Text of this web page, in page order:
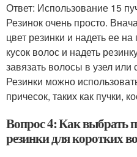
Ответ: Использование 15
Резинок очень просто.
цвет резинки и надеть ее
кусок волос и надеть
завязать волосы в узел или
Резинки можно
причесок, таких как пучки,
Вопрос 4: Как выбрать
резинки для коротких